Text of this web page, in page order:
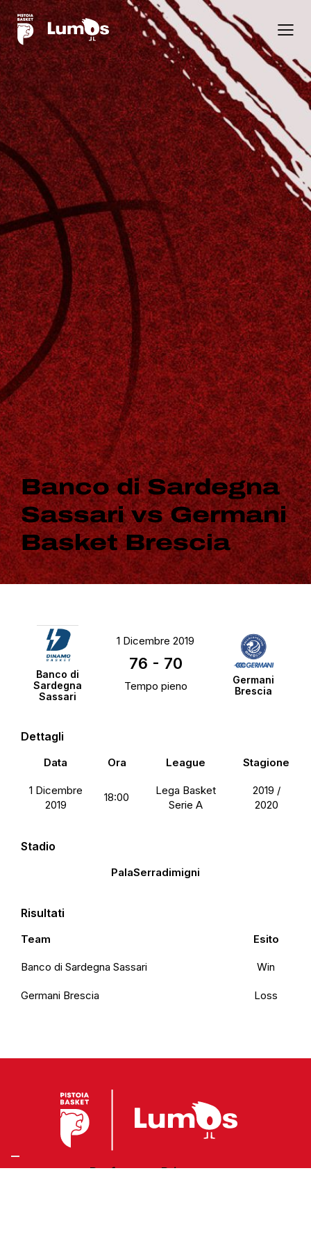
Banco di Sardegna
Sassari vs Germani
Basket Brescia
Banco di
Sardegna
Sassari
Germani
Brescia
1 Dicembre 2019
76 - 70
Tempo pieno
Dettagli
Data Ora League Stagione
1 Dicembre
2019
18:00
Lega Basket
Serie A
2019 /
2020
Stadio
PalaSerradimigni
Risultati
Team Esito
Banco di Sardegna Sassari Win
Germani Brescia Loss
Preferenze Privacy